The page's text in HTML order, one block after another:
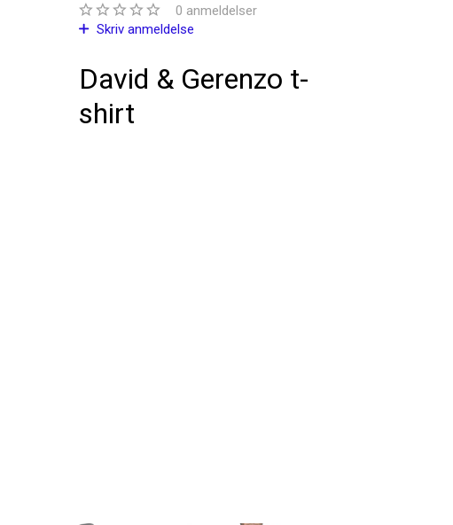
0 anmeldelser
Skriv anmeldelse
David & Gerenzo t-
shirt